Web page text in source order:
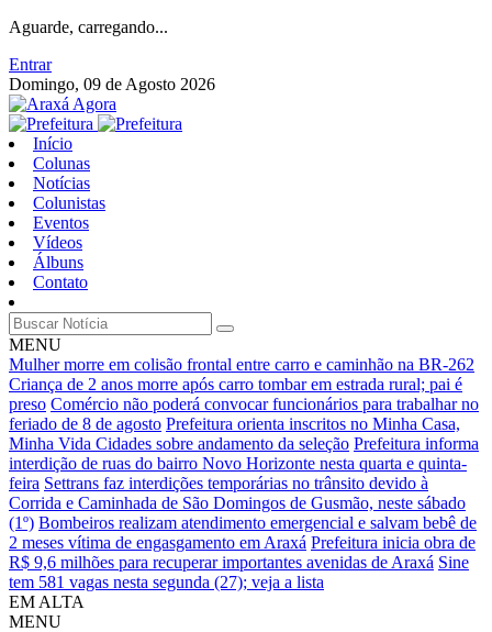
Aguarde, carregando...
Entrar
Domingo, 09 de Agosto 2026
Início
Colunas
Notícias
Colunistas
Eventos
Vídeos
Álbuns
Contato
MENU
Mulher morre em colisão frontal entre carro e caminhão na BR-262
Criança de 2 anos morre após carro tombar em estrada rural; pai é
preso Comércio não poderá convocar funcionários para trabalhar no
feriado de 8 de agosto Prefeitura orienta inscritos no Minha Casa,
Minha Vida Cidades sobre andamento da seleção Prefeitura informa
interdição de ruas do bairro Novo Horizonte nesta quarta e quinta-
feira Settrans faz interdições temporárias no trânsito devido à
Corrida e Caminhada de São Domingos de Gusmão, neste sábado
(1º) Bombeiros realizam atendimento emergencial e salvam bebê de
2 meses vítima de engasgamento em Araxá Prefeitura inicia obra de
R$ 9,6 milhões para recuperar importantes avenidas de Araxá Sine
tem 581 vagas nesta segunda (27); veja a lista
EM ALTA
MENU